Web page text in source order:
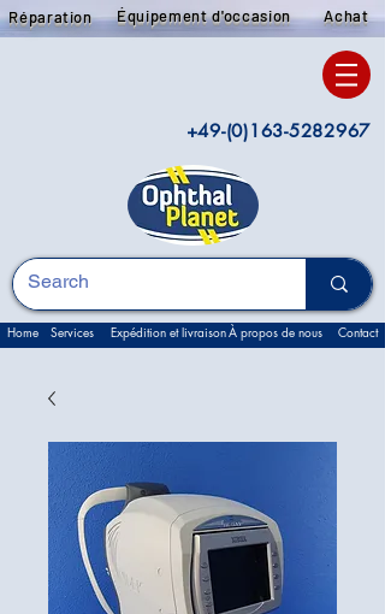
Réparation Équipement d'occasion Achat
+49-(0)163-5282967
Home Services Expédition et livraisonÀ propos de nous Contact